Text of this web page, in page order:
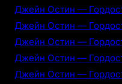
Джейн Остин —
Джейн Остин —
Джейн Остин —
Джейн Остин —
Джейн Остин —